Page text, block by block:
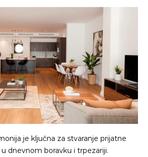
je ključna za stvaranje prijatne
dnevnom boravku i trpezariji.